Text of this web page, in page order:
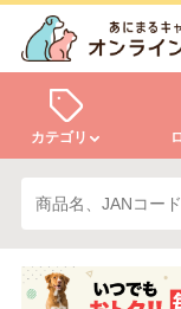
カテゴリ
犬
ログイン
会員登録